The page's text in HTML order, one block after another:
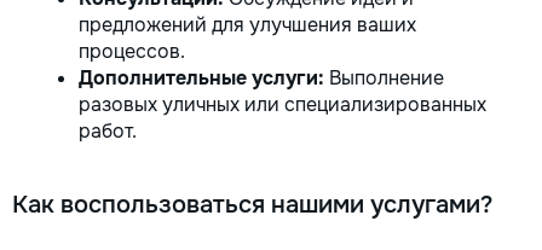
предложений для улучшения ваших
процессов.
Дополнительные услуги: Выполнение
разовых уличных или специализированных
работ.
Как воспользоваться нашими услугами?